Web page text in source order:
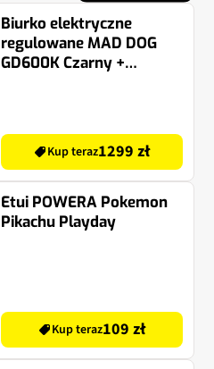
Biurko elektryczne
regulowane MAD DOG
GD600K Czarny +
MAD DOG GM805 Czarny
Kup teraz1299 zł
Etui POWERA Pokemon
Pikachu Playday
Kup teraz109 zł